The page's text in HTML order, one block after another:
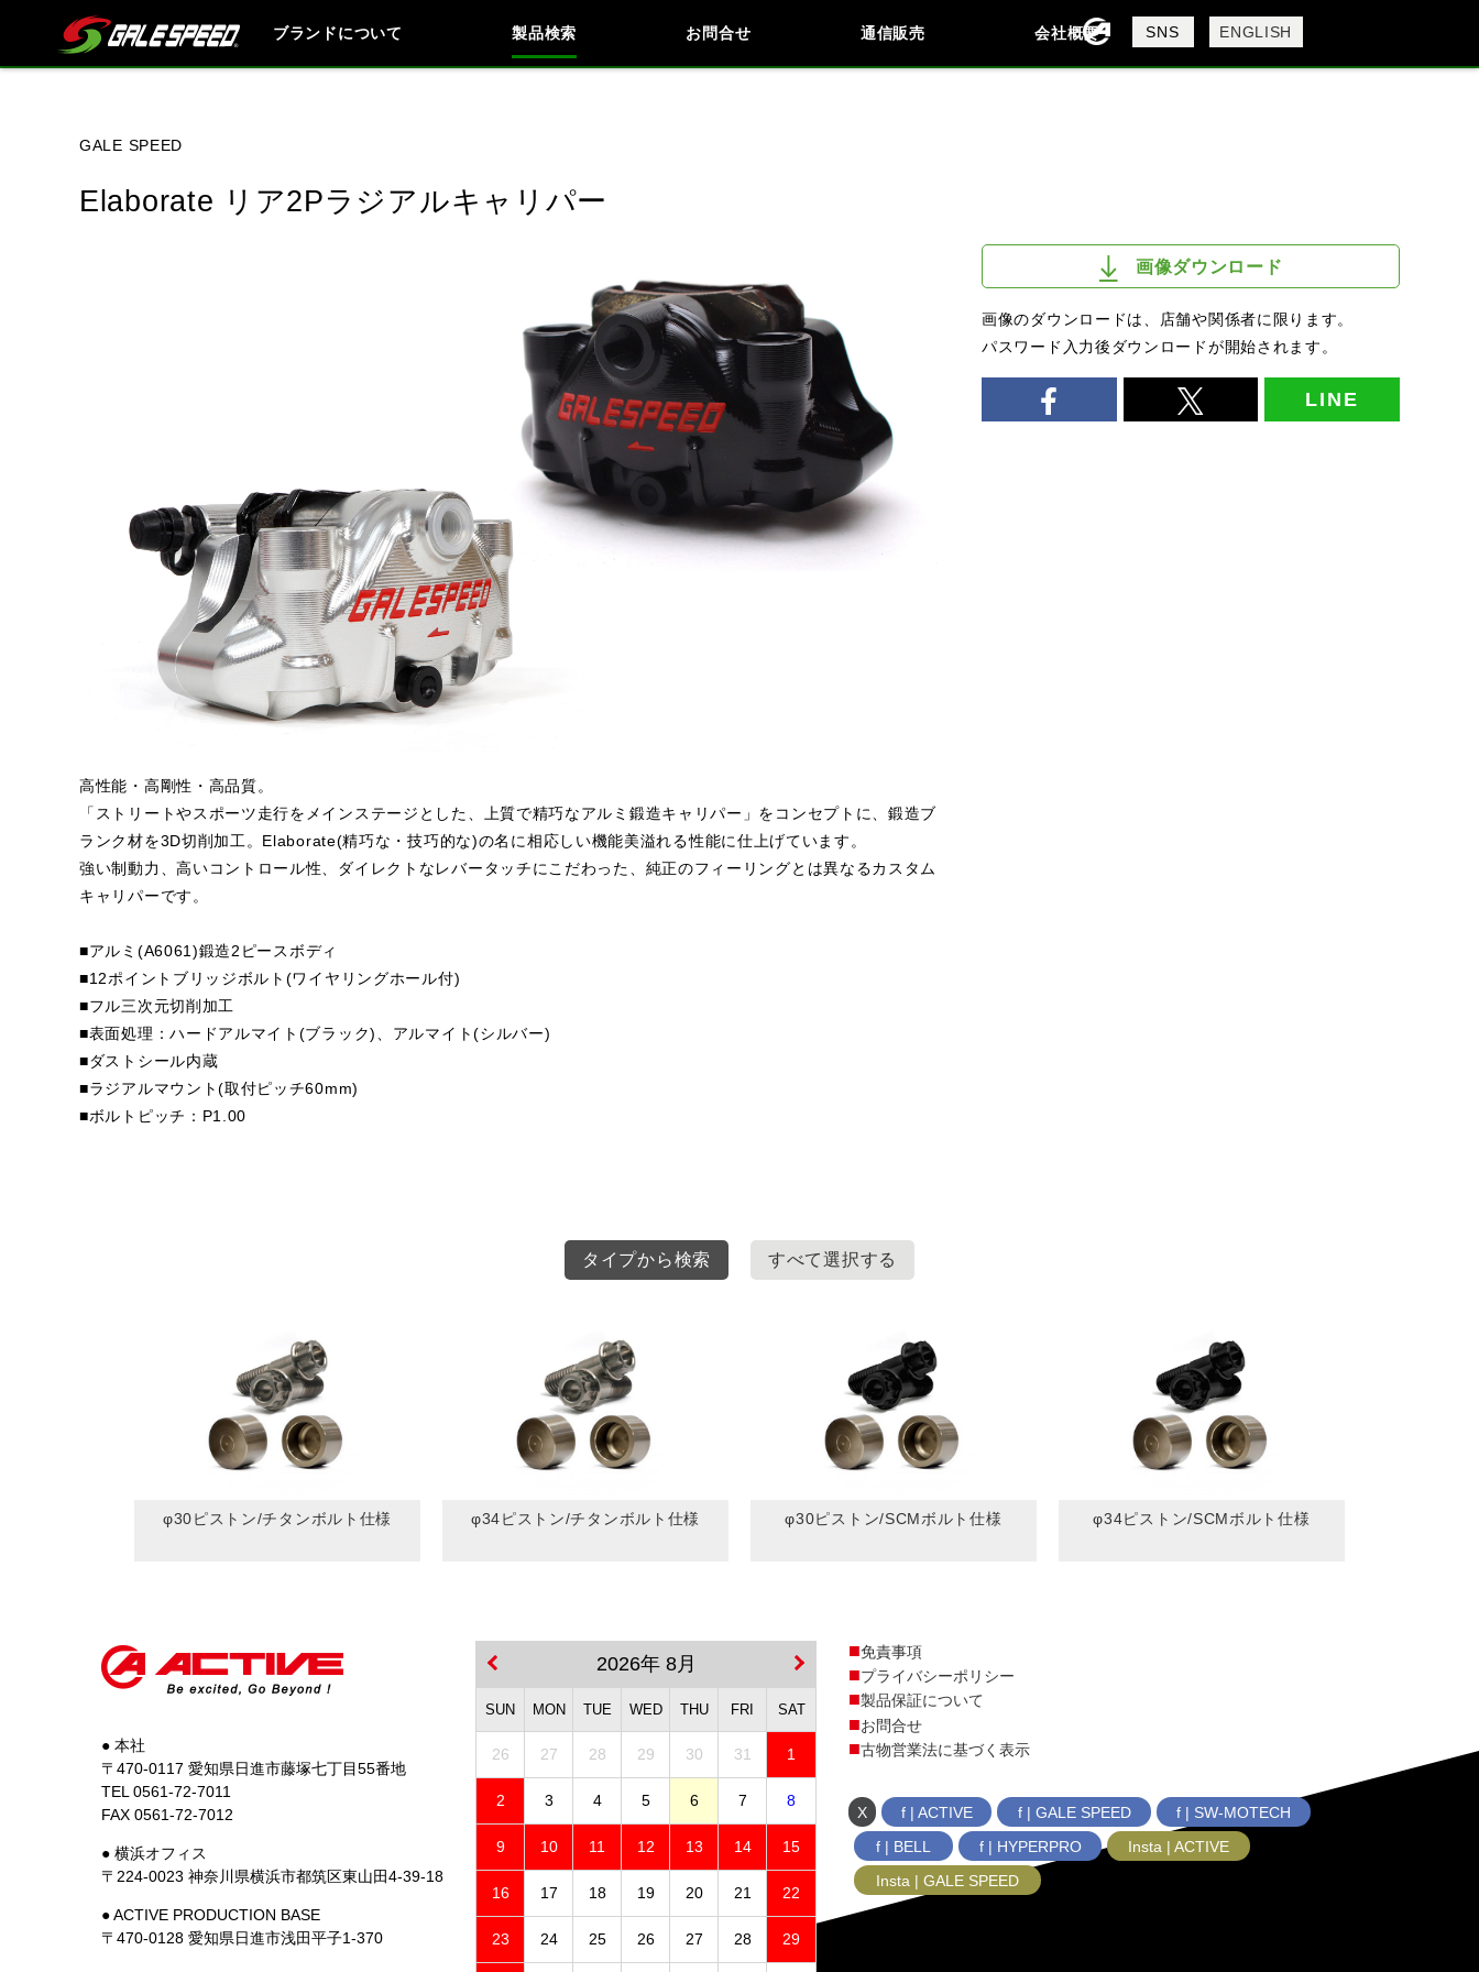
ブランドについて 製品検索 お問合せ 通信販売 会社概要
会社概要
採用情報
SNS ENGLISH
閉じる
GALE SPEED
Elaborate リア2Pラジアルキャリパー
高性能・高剛性・高品質。
「ストリートやスポーツ走行をメインステージとした、上質で精巧なアルミ鍛造キャリパー」をコンセプトに、鍛造ブ
ランク材を3D切削加工。Elaborate(精巧な・技巧的な)の名に相応しい機能美溢れる性能に仕上げています。
強い制動力、高いコントロール性、ダイレクトなレバータッチにこだわった、純正のフィーリングとは異なるカスタム
キャリパーです。
■アルミ(A6061)鍛造2ピースボディ
■12ポイントブリッジボルト(ワイヤリングホール付)
■フル三次元切削加工
■表面処理：ハードアルマイト(ブラック)、アルマイト(シルバー)
■ダストシール内蔵
■ラジアルマウント(取付ピッチ60mm)
■ボルトピッチ：P1.00
画像ダウンロード
画像のダウンロードは、店舗や関係者に限ります。
パスワード入力後ダウンロードが開始されます。
LINE
タイプから検索 すべて選択する
φ30ピストン/チタンボルト仕様 φ34ピストン/チタンボルト仕様 φ30ピストン/SCMボルト仕様 φ34ピストン/SCMボルト仕様
● 本社
〒470-0117 愛知県日進市藤塚七丁目55番地
TEL 0561-72-7011
FAX 0561-72-7012
● 横浜オフィス
〒224-0023 神奈川県横浜市都筑区東山田4-39-18
● ACTIVE PRODUCTION BASE
〒470-0128 愛知県日進市浅田平子1-370
2026年 8月
SUN MON TUE WED THU FRI SAT
26 27 28 29 30 31 1
2 3 4 5 6 7 8
9 10 11 12 13 14 15
16 17 18 19 20 21 22
23 24 25 26 27 28 29
免責事項
プライバシーポリシー
製品保証について
お問合せ
古物営業法に基づく表示
X f | ACTIVE f | GALE SPEED
f | SW-MOTECH
f | BELL
f | HYPERPRO
Insta | ACTIVE
Insta | GALE SPEED